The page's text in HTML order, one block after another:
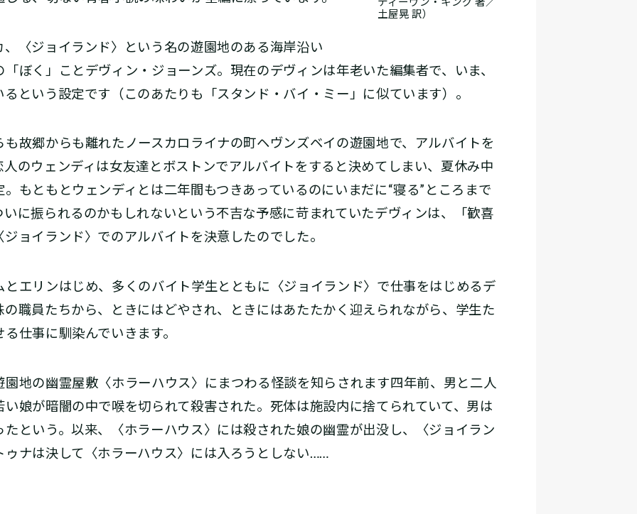
土屋晃 訳）
〈ジョイランド〉という名の遊園地のある海岸沿い
ぼく」ことデヴィン・ジョーンズ。現在のデヴィンは年老いた編集者で、いま、
という設定です（このあたりも「スタンド・バイ・ミー」に似ています）。
故郷からも離れたノースカロライナの町ヘヴンズベイの遊園地で、アルバイトを
のウェンディは女友達とボストンでアルバイトをすると決めてしまい、夏休み中
もともとウェンディとは二年間もつきあっているのにいまだに“寝る”ところまで
に振られるのかもしれないという不吉な予感に苛まれていたデヴィンは、「歓喜
ョイランド〉でのアルバイトを決意したのでした。
エリンはじめ、多くのバイト学生とともに〈ジョイランド〉で仕事をはじめるデ
職員たちから、ときにはどやされ、ときにはあたたかく迎えられながら、学生た
仕事に馴染んでいきます。
の幽霊屋敷〈ホラーハウス〉にまつわる怪談を知らされます――四年前、男と二人
娘が暗闇の中で喉を切られて殺害された。死体は施設内に捨てられていて、男は
という。以来、〈ホラーハウス〉には殺された娘の幽霊が出没し、〈ジョイラン
ナは決して〈ホラーハウス〉には入ろうとしない……